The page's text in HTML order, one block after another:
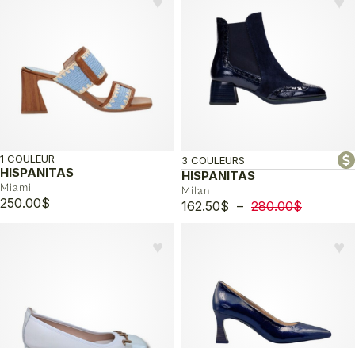
HISPANITAS
Miami
1 COULEUR
250.00$
HISPANITAS
Milan
3 COULEURS
162.50$ – 280.00$Plage
♥︎ ♥︎